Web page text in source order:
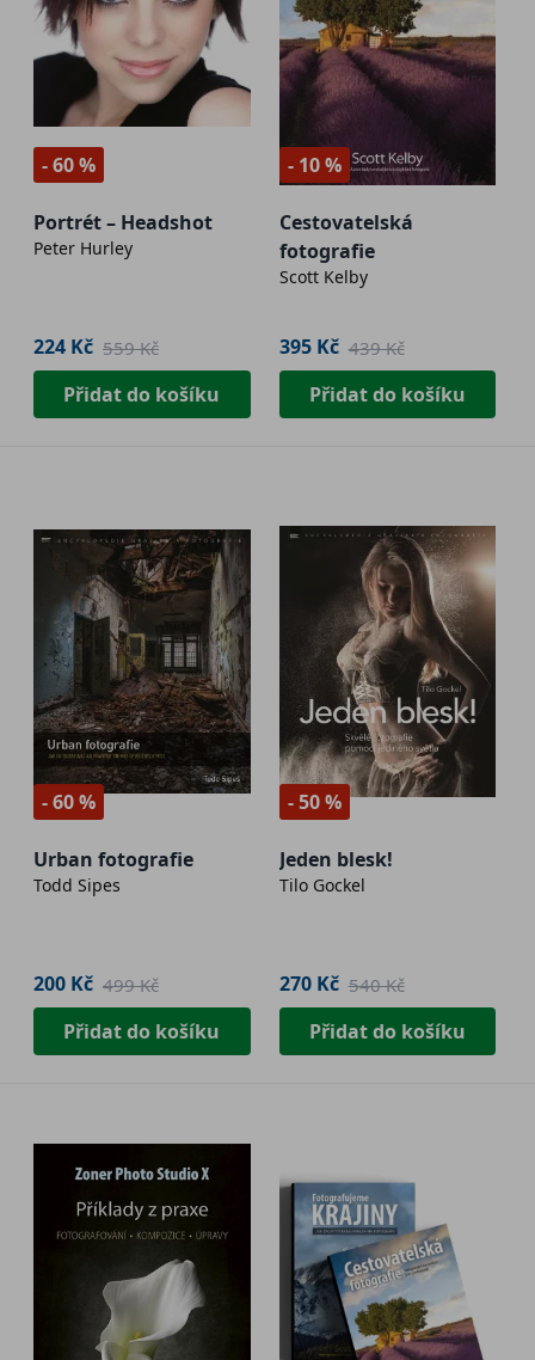
- 60 %
Portrét – Headshot
Peter Hurley
224 Kč 559 Kč
Přidat do košíku
- 10 %
Cestovatelská
fotografie
Scott Kelby
395 Kč 439 Kč
Přidat do košíku
- 60 %
Urban fotografie
Todd Sipes
200 Kč 499 Kč
Přidat do košíku
- 50 %
Jeden blesk!
Tilo Gockel
270 Kč 540 Kč
Přidat do košíku